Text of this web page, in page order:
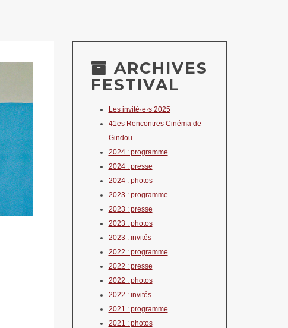
ARCHIVES
FESTIVAL
Les invité·e·s 2025
41es Rencontres Cinéma de
Gindou
2024 : programme
2024 : presse
2024 : photos
2023 : programme
2023 : presse
2023 : photos
2023 : invités
2022 : programme
2022 : presse
2022 : photos
2022 : invités
2021 : programme
2021 : photos